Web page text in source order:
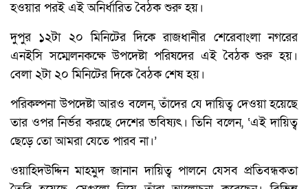
হওয়ার পরই এই অনির্ধারিত বৈঠক শুরু হয়।
দুপুর ১২টা ২০ মিনিটের দিকে রাজধানীর শেরেবাংলা নগরের
এনইসি সম্মেলনকক্ষে উপদেষ্টা পরিষদের এই বৈঠক শুরু হয়।
বেলা ২টা ২০ মিনিটের দিকে বৈঠক শেষ হয়।
পরিকল্পনা উপদেষ্টা আরও বলেন, তাঁদের যে দায়িত্ব দেওয়া হয়েছে
তার ওপর নির্ভর করছে দেশের ভবিষ্যৎ। তিনি বলেন, ‘এই দায়িত্ব
ছেড়ে তো আমরা যেতে পারব না।’
ওয়াহিদউদ্দিন মাহমুদ জানান দায়িত্ব পালনে যেসব প্রতিবন্ধকতা